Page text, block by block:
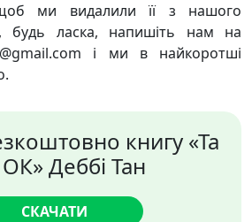
ми видалили її з нашого
будь ласка, напишіть нам на
і ми в найкоротші
книгу «Та
Деббі Тан
СКАЧАТИ